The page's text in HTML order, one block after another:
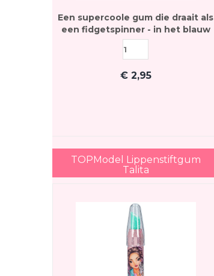
Een supercoole gum die draait als
een fidgetspinner - in het blauw
€ 2,95
TOPModel Lippenstiftgum
Talita